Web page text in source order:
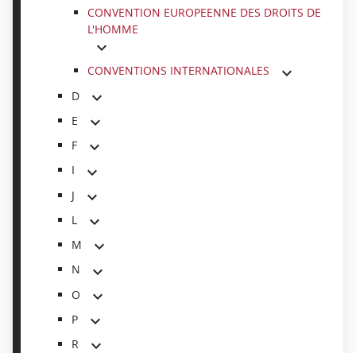
CONVENTION EUROPEENNE DES DROITS DE
L'HOMME
CONVENTIONS INTERNATIONALES
D
E
F
I
J
L
M
N
O
P
R